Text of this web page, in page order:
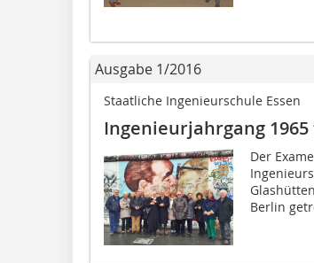
Ausgabe 1/2016
Staatliche Ingenieurschule Essen
Ingenieurjahrgang
Der
Berlin